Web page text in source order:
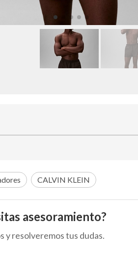
CALVIN KLEIN
asesoramiento?
y resolveremos tus dudas.